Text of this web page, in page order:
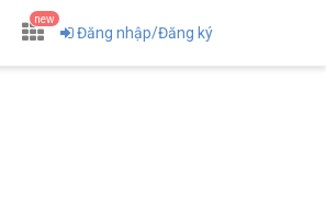
new
Đăng nhập/Đăng ký